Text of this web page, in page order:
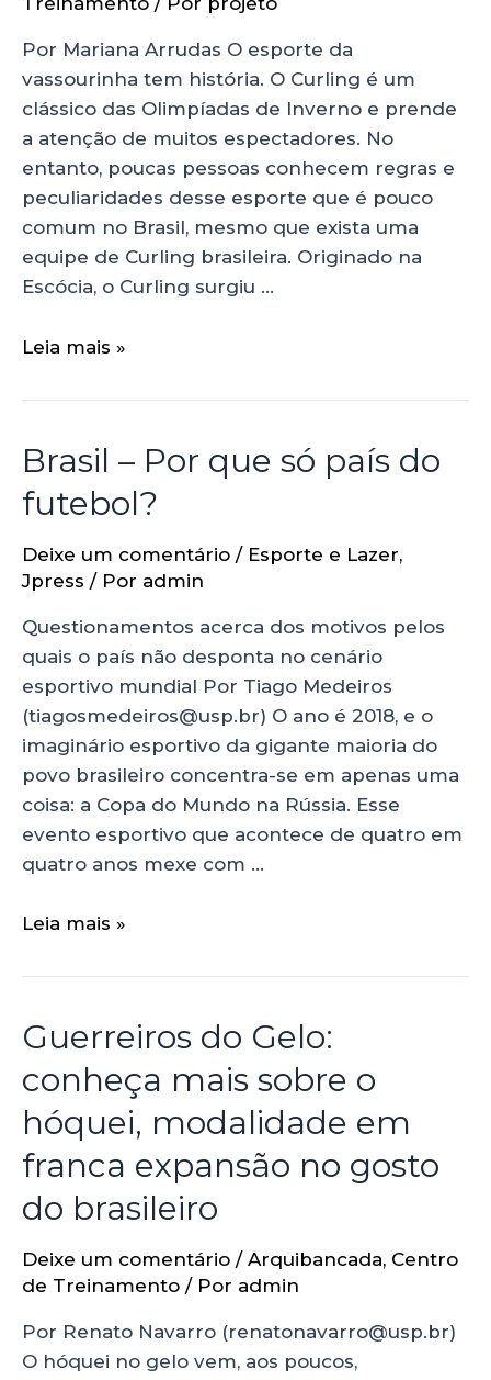
Por Mariana Arrudas O esporte da
vassourinha tem história. O Curling é um
clássico das Olimpíadas de Inverno e prende
a atenção de muitos espectadores. No
entanto, poucas pessoas conhecem regras e
peculiaridades desse esporte que é pouco
comum no Brasil, mesmo que exista uma
equipe de Curling brasileira. Originado na
Escócia, o Curling surgiu …
Leia mais »
Brasil – Por que só país do
futebol?
Deixe um comentário / Esporte e Lazer,
Jpress / Por admin
Questionamentos acerca dos motivos pelos
quais o país não desponta no cenário
esportivo mundial Por Tiago Medeiros
(tiagosmedeiros@usp.br) O ano é 2018, e o
imaginário esportivo da gigante maioria do
povo brasileiro concentra-se em apenas uma
coisa: a Copa do Mundo na Rússia. Esse
evento esportivo que acontece de quatro em
quatro anos mexe com …
Leia mais »
Guerreiros do Gelo:
conheça mais sobre o
hóquei, modalidade em
franca expansão no gosto
do brasileiro
Deixe um comentário / Arquibancada, Centro
de Treinamento / Por admin
Por Renato Navarro (renatonavarro@usp.br)
O hóquei no gelo vem, aos poucos,